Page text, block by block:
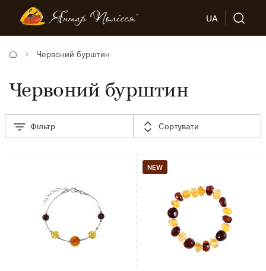
UA
Червоний бурштин
Червоний бурштин
Фільтр Сортувати
NEW